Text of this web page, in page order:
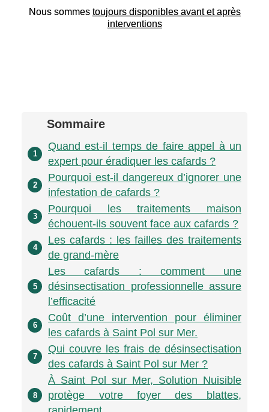
Nous sommes toujours disponibles avant et après
interventions
Sommaire
1
Quand est-il temps de faire appel à un
expert pour éradiquer les cafards ?
2
Pourquoi est-il dangereux d’ignorer une
infestation de cafards ?
3
Pourquoi les traitements maison
échouent-ils souvent face aux cafards ?
4
Les cafards : les failles des traitements
de grand-mère
5
Les cafards : comment une
désinsectisation professionnelle assure
l’efficacité
6
Coût d’une intervention pour éliminer
les cafards à Saint Pol sur Mer.
7
Qui couvre les frais de désinsectisation
des cafards à Saint Pol sur Mer ?
8
À Saint Pol sur Mer, Solution Nuisible
protège votre foyer des blattes,